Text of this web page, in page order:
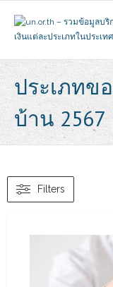
content
ประเภทข
บ้าน 2567
Filters